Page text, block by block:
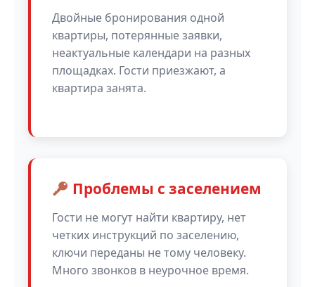
Двойные бронирования одной
квартиры, потерянные заявки,
неактуальные календари на разных
площадках. Гости приезжают, а
квартира занята.
Проблемы с заселением
Гости не могут найти квартиру, нет
четких инструкций по заселению,
ключи переданы не тому человеку.
Много звонков в неурочное время.